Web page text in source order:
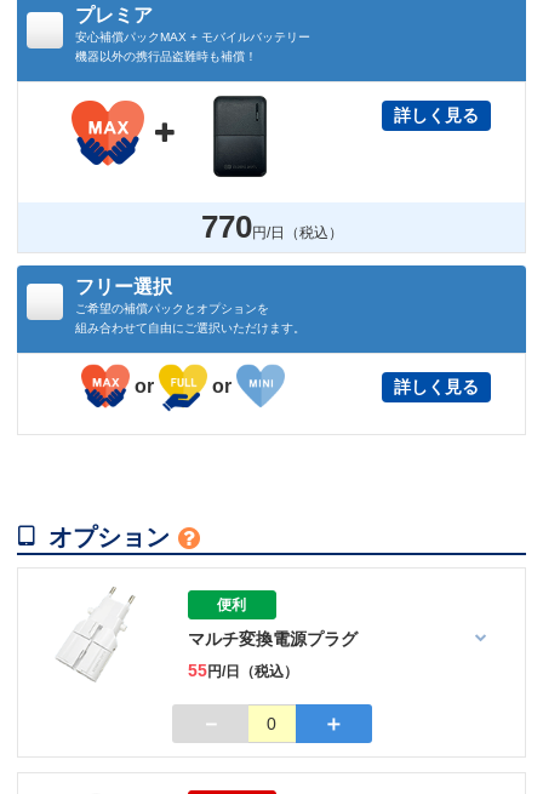
プレミア
安心補償パックMAX + モバイルバッテリー
機器以外の携行品盗難時も補償！

詳しく見る
770円/日（税込）
フリー選択
ご希望の補償パックとオプションを
組み合わせて自由にご選択いただけます。
or or 詳しく見る
 オプション 
便利
マルチ変換電源プラグ
55円/日（税込）
－ 0 ＋